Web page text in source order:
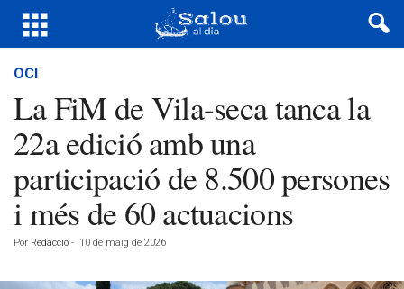
OCI
La FiM de Vila-seca tanca la
22a edició amb una
participació de 8.500 persones
i més de 60 actuacions
Por Redacció - 10 de maig de 2026